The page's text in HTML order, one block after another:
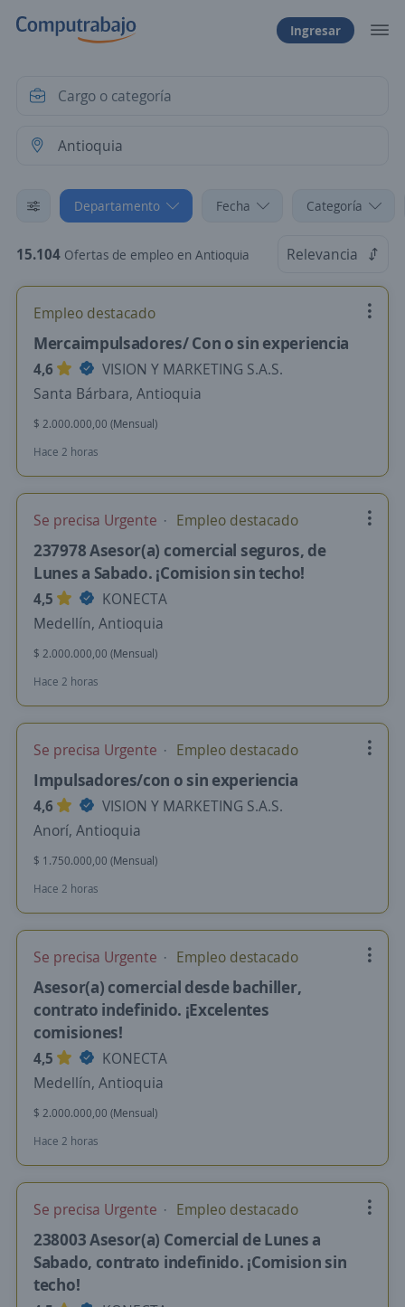
Ingresar
Departamento Fecha Categoría
15.104 Ofertas de empleo en Antioquia Relevancia
Empleo destacado
Mercaimpulsadores/ Con o sin experiencia
4,6
VISION Y MARKETING S.A.S.
Santa Bárbara, Antioquia
$ 2.000.000,00 (Mensual)
Hace 2 horas
Se precisa Urgente Empleo destacado
237978 Asesor(a) comercial seguros, de
Lunes a Sabado. ¡Comision sin techo!
4,5
KONECTA
Medellín, Antioquia
$ 2.000.000,00 (Mensual)
Hace 2 horas
Se precisa Urgente Empleo destacado
Impulsadores/con o sin experiencia
4,6
VISION Y MARKETING S.A.S.
Anorí, Antioquia
$ 1.750.000,00 (Mensual)
Hace 2 horas
Se precisa Urgente Empleo destacado
Asesor(a) comercial desde bachiller,
contrato indefinido. ¡Excelentes
comisiones!
4,5
KONECTA
Medellín, Antioquia
$ 2.000.000,00 (Mensual)
Hace 2 horas
Se precisa Urgente Empleo destacado
238003 Asesor(a) Comercial de Lunes a
Sabado, contrato indefinido. ¡Comision sin
techo!